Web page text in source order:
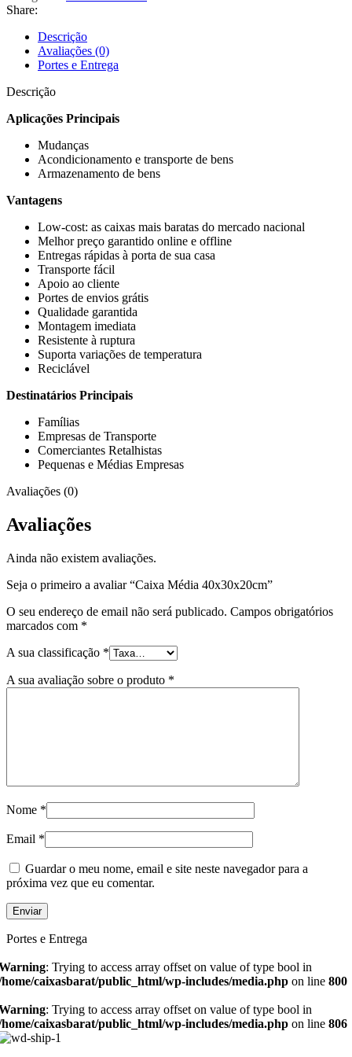
Share:
Descrição
Avaliações (0)
Portes e Entrega
Descrição
Aplicações Principais
Mudanças
Acondicionamento e transporte de bens
Armazenamento de bens
Vantagens
Low-cost: as caixas mais baratas do mercado nacional
Melhor preço garantido online e offline
Entregas rápidas à porta de sua casa
Transporte fácil
Apoio ao cliente
Portes de envios grátis
Qualidade garantida
Montagem imediata
Resistente à ruptura
Suporta variações de temperatura
Reciclável
Destinatários Principais
Famílias
Empresas de Transporte
Comerciantes Retalhistas
Pequenas e Médias Empresas
Avaliações (0)
Avaliações
Ainda não existem avaliações.
Seja o primeiro a avaliar “Caixa Média 40x30x20cm”
O seu endereço de email não será publicado. Campos obrigatórios
marcados com *
A sua classificação *
A sua avaliação sobre o produto *
Nome *
Email *
Guardar o meu nome, email e site neste navegador para a
próxima vez que eu comentar.
Portes e Entrega
: Trying to access array offset on value of type bool in
caixasbarat/public_html/wp-includes/media.php on line 800
: Trying to access array offset on value of type bool in
caixasbarat/public_html/wp-includes/media.php on line 806